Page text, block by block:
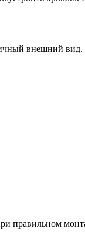
внешний вид.
правильном